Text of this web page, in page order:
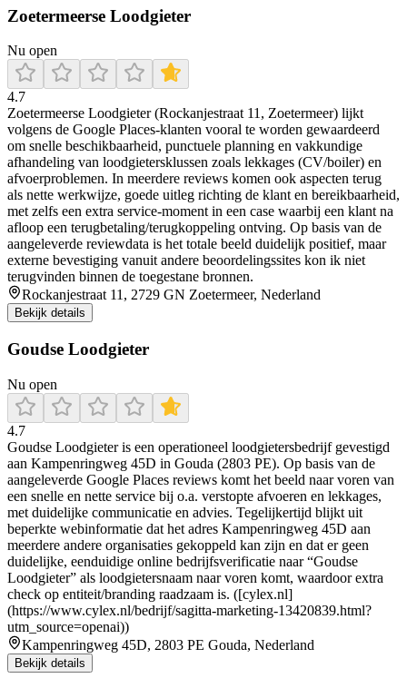
Zoetermeerse Loodgieter
Nu open
4.7
Zoetermeerse Loodgieter (Rockanjestraat 11, Zoetermeer) lijkt
volgens de Google Places-klanten vooral te worden gewaardeerd
om snelle beschikbaarheid, punctuele planning en vakkundige
afhandeling van loodgietersklussen zoals lekkages (CV/boiler) en
afvoerproblemen. In meerdere reviews komen ook aspecten terug
als nette werkwijze, goede uitleg richting de klant en bereikbaarheid,
met zelfs een extra service-moment in een case waarbij een klant na
afloop een terugbetaling/terugkoppeling ontving. Op basis van de
aangeleverde reviewdata is het totale beeld duidelijk positief, maar
externe bevestiging vanuit andere beoordelingssites kon ik niet
terugvinden binnen de toegestane bronnen.
Rockanjestraat 11, 2729 GN Zoetermeer, Nederland
Bekijk details
Goudse Loodgieter
Nu open
4.7
Goudse Loodgieter is een operationeel loodgietersbedrijf gevestigd
aan Kampenringweg 45D in Gouda (2803 PE). Op basis van de
aangeleverde Google Places reviews komt het beeld naar voren van
een snelle en nette service bij o.a. verstopte afvoeren en lekkages,
met duidelijke communicatie en advies. Tegelijkertijd blijkt uit
beperkte webinformatie dat het adres Kampenringweg 45D aan
meerdere andere organisaties gekoppeld kan zijn en dat er geen
duidelijke, eenduidige online bedrijfsverificatie naar “Goudse
Loodgieter” als loodgietersnaam naar voren komt, waardoor extra
check op entiteit/branding raadzaam is. ([cylex.nl]
(https://www.cylex.nl/bedrijf/sagitta-marketing-13420839.html?
utm_source=openai))
Kampenringweg 45D, 2803 PE Gouda, Nederland
Bekijk details